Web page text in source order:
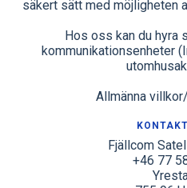
säkert sätt med möjligheten
Hos oss kan du hyra
kommunikationsenheter
Allmänna
Fjällcom
+46 77